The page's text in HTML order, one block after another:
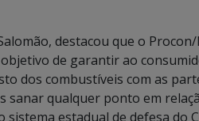
destacou que o
de garantir ao
dos combustíveis com as
qualquer ponto em
estadual de defesa do